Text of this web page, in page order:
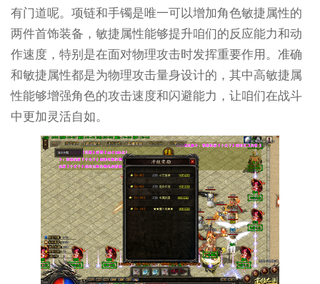
有门道呢。项链和手镯是唯一可以增加角色敏捷属性的
两件首饰装备，敏捷属性能够提升咱们的反应能力和动
作速度，特别是在面对物理攻击时发挥重要作用。准确
和敏捷属性都是为物理攻击量身设计的，其中高敏捷属
性能够增强角色的攻击速度和闪避能力，让咱们在战斗
中更加灵活自如。